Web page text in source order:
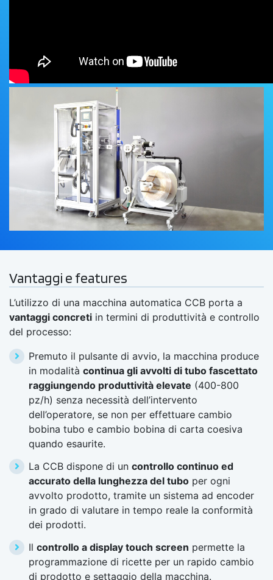
Vantaggi e features
L’utilizzo di una macchina automatica CCB porta a
vantaggi concreti in termini di produttività e controllo
del processo:
Premuto il pulsante di avvio, la macchina produce
in modalità continua gli avvolti di tubo fascettato
raggiungendo produttività elevate (400-800
pz/h) senza necessità dell’intervento
dell’operatore, se non per effettuare cambio
bobina tubo e cambio bobina di carta coesiva
quando esaurite.
La CCB dispone di un controllo continuo ed
accurato della lunghezza del tubo per ogni
avvolto prodotto, tramite un sistema ad encoder
in grado di valutare in tempo reale la conformità
dei prodotti.
Il controllo a display touch screen permette la
programmazione di ricette per un rapido cambio
di prodotto e settaggio della macchina.